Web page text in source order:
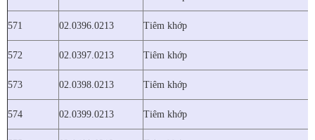
571 02.0396.0213 Tiêm khớp
572 02.0397.0213 Tiêm khớp
573 02.0398.0213 Tiêm khớp
574 02.0399.0213 Tiêm khớp